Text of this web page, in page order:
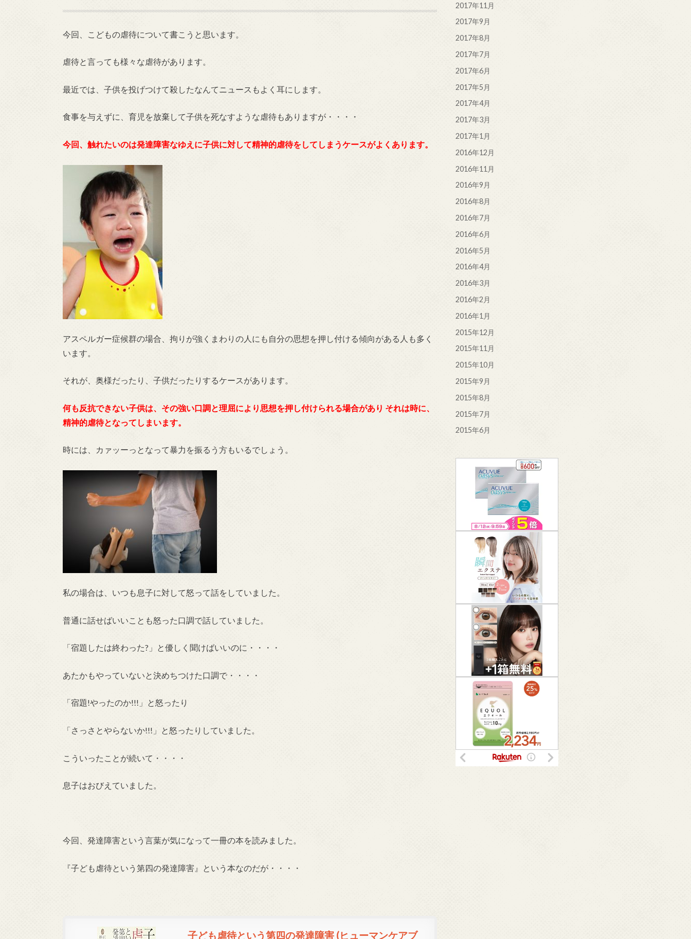
今回、こどもの虐待について書こうと思います。
虐待と言っても様々な虐待があります。
最近では、子供を投げつけて殺したなんてニュースもよく耳にします。
食事を与えずに、育児を放棄して子供を死なすような虐待もありますが・・・・
今回、触れたいのは発達障害なゆえに子供に対して精神的虐待をしてしまうケースがよくあります。
アスペルガー症候群の場合、拘りが強くまわりの人にも自分の思想を押し付ける傾向がある人も多く
います。
それが、奥様だったり、子供だったりするケースがあります。
何も反抗できない子供は、その強い口調と理屈により思想を押し付けられる場合があり それは時に、
精神的虐待となってしまいます。
時には、カァッーっとなって暴力を振るう方もいるでしょう。
私の場合は、いつも息子に対して怒って話をしていました。
普通に話せばいいことも怒った口調で話していました。
「宿題したは終わった?」と優しく聞けばいいのに・・・・
あたかもやっていないと決めちつけた口調で・・・・
「宿題!やったのか!!!」と怒ったり
「さっさとやらないか!!!」と怒ったりしていました。
こういったことが続いて・・・・
息子はおびえていました。
今回、発達障害という言葉が気になって一冊の本を読みました。
『子ども虐待という第四の発達障害』という本なのだが・・・・
子ども虐待という第四の発達障害 (ヒューマンケアブ
2017年11月
2017年9月
2017年8月
2017年7月
2017年6月
2017年5月
2017年4月
2017年3月
2017年1月
2016年12月
2016年11月
2016年9月
2016年8月
2016年7月
2016年6月
2016年5月
2016年4月
2016年3月
2016年2月
2016年1月
2015年12月
2015年11月
2015年10月
2015年9月
2015年8月
2015年7月
2015年6月